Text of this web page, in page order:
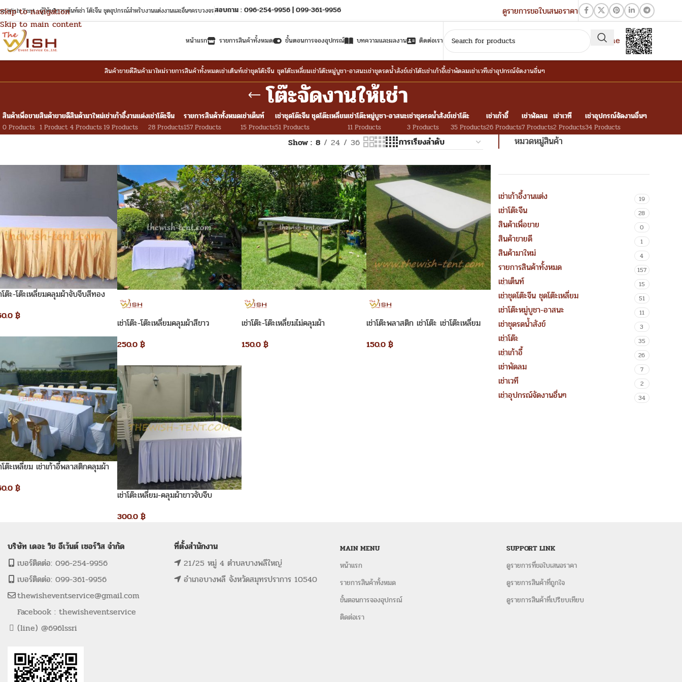
Skip to navigation
Skip to main content
Wish Tent : ผู้ให้บริการเต้นท์เช่า โต๊ะจีน ชุดอุปกรณ์สำหรับงานแต่งงานและอื่นๆครบวงจรสอบถาม : 096-254-9956 | 099-361-9956 ดูรายการขอใบเสนอราคา
หน้าแรก รายการสินค้าทั้งหมด ขั้นตอนการจองอุปกรณ์ บทความและผลงาน ติดต่อเรา QR-Line
สินค้าขายดีสินค้ามาใหม่รายการสินค้าทั้งหมดเช่าเต็นท์เช่าชุดโต๊ะจีน ชุดโต๊ะเหลี่ยมเช่าโต๊ะหมู่บูชา-อาสนะเช่าชุดรดน้ำสังข์เช่าโต๊ะเช่าเก้าอี้เช่าพัดลมเช่าเวทีเช่าอุปกรณ์จัดงานอื่นๆ
โต๊ะจัดงานให้เช่า
สินค้าเพื่อขาย
0 Products
สินค้าขายดี
1 Product
สินค้ามาใหม่
4 Products
เช่าเก้าอี้งานแต่ง
19 Products
เช่าโต๊ะจีน
28 Products
รายการสินค้าทั้งหมด
157 Products
เช่าเต็นท์
15 Products
เช่าชุดโต๊ะจีน ชุดโต๊ะเหลี่ยม
51 Products
เช่าโต๊ะหมู่บูชา-อาสนะ
11 Products
เช่าชุดรดน้ำสังข์
3 Products
เช่าโต๊ะ
35 Products
เช่าเก้าอี้
26 Products
เช่าพัดลม
7 Products
เช่าเวที
2 Products
เช่าอุปกรณ์จัดงานอื่นๆ
34 Products
Show 8 24 36
โต๊ะ-โต๊ะเหลี่ยมคลุมผ้าจับจีบสีทอง
฿
เช่าโต๊ะ-โต๊ะเหลี่ยมคลุมผ้าสีขาว
250.0 ฿
เช่าโต๊ะ-โต๊ะเหลี่ยมไม่คลุมผ้า
150.0฿
เช่าโต๊ะพลาสติก เช่าโต๊ะ เช่าโต๊ะเหลี่ยม
150.0 ฿
โต๊ะเหลี่ยม เช่าเก้าอี้พลาสติกคลุมผ้า
฿
เช่าโต๊ะเหลี่ยม-คลุมผ้าขาวจับจีบ
300.0 ฿
หมวดหมู่สินค้า
เช่าเก้าอี้งานแต่ง 19
เช่าโต๊ะจีน 28
สินค้าเพื่อขาย 0
สินค้าขายดี 1
สินค้ามาใหม่ 4
รายการสินค้าทั้งหมด 157
เช่าเต็นท์ 15
เช่าชุดโต๊ะจีน ชุดโต๊ะเหลี่ยม 51
เช่าโต๊ะหมู่บูชา-อาสนะ 11
เช่าชุดรดน้ำสังข์ 3
เช่าโต๊ะ 35
เช่าเก้าอี้ 26
เช่าพัดลม 7
เช่าเวที 2
เช่าอุปกรณ์จัดงานอื่นๆ 34
บริษัท เดอะ วิช อีเว้นต์ เซอร์วิส จำกัด
เบอร์ติดต่อ: 096-254-9956
เบอร์ติดต่อ: 099-361-9956
thewisheventservice@gmail.com
Facebook : thewisheventservice
(line) @696lssri
ที่ตั้งสำนักงาน
21/25 หมู่ 4 ตำบลบางพลีใหญ่
อำเภอบางพลี จังหวัดสมุทรปราการ 10540
MAIN MENU
หน้าแรก
รายการสินค้าทั้งหมด
ขั้นตอนการจองอุปกรณ์
ติดต่อเรา
SUPPORT LINK
ดูรายการที่ขอใบเสนอราคา
ดูรายการสินค้าที่ถูกใจ
ดูรายการสินค้าที่เปรียบเทียบ